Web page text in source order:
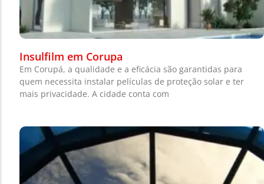
Insulfilm em Corupa
Em Corupá, a qualidade e a eficácia são garantidas para
quem necessita instalar películas de proteção solar e ter
mais privacidade. A cidade conta com